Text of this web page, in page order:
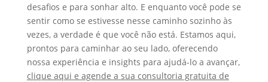
desafios e para sonhar alto. E enquanto você pode se
sentir como se estivesse nesse caminho sozinho às
vezes, a verdade é que você não está. Estamos aqui,
prontos para caminhar ao seu lado, oferecendo
nossa experiência e insights para ajudá-lo a avançar,
clique aqui e agende a sua consultoria gratuita de